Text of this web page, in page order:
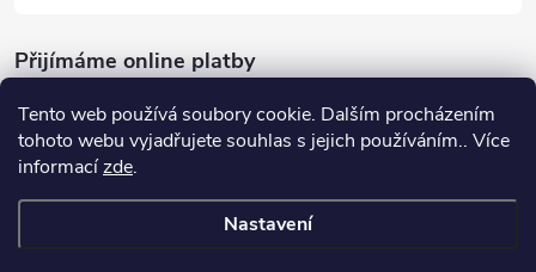
Tento web používá soubory cookie. Dalším procházením
tohoto webu vyjadřujete souhlas s jejich používáním.. Více
informacízde.
Nastavení
Přijímáme online platby